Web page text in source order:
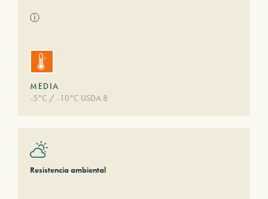
ⓘ
MEDIA
-5°C / -10°C USDA 8
Resistencia ambiental